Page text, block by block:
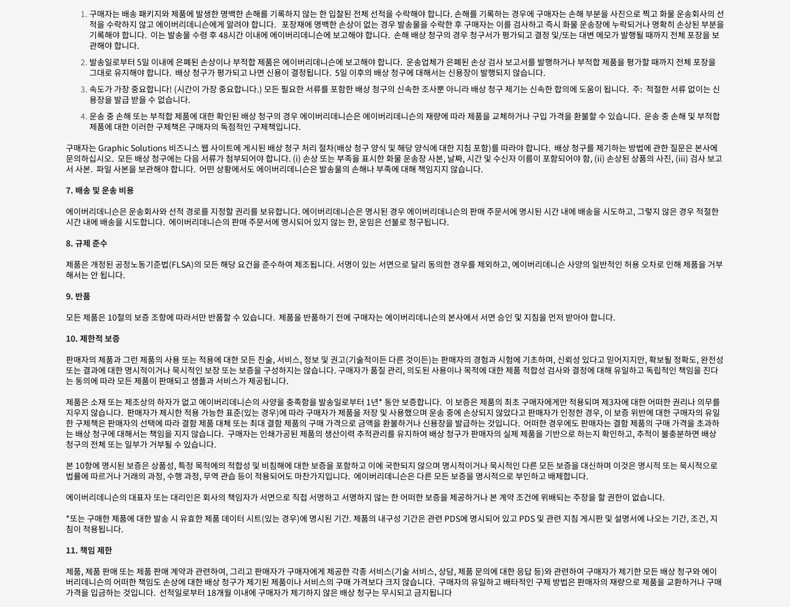
구매자는 배송 패키지와 제품에 발생한 명백한 손해를 기록하지 않는 한 입찰된 전체 선적을 수락해야 합니다. 손해를 기록하는 경우에 구매자는 손해 부분을 사진으로 찍고 화물 운송회사의 선
적을 수락하지 않고 에이버리데니슨에게 알려야 합니다. 포장재에 명백한 손상이 없는 경우 발송물을 수락한 후 구매자는 이를 검사하고 즉시 화물 운송장에 누락되거나 명확히 손상된 부분을
기록해야 합니다. 이는 발송물 수령 후 48시간 이내에 에이버리데니슨에 보고해야 합니다. 손해 배상 청구의 경우 청구서가 평가되고 결정 및/또는 대변 메모가 발행될 때까지 전체 포장을 보
관해야 합니다.
발송일로부터 5일 이내에 은폐된 손상이나 부적합 제품은 에이버리데니슨에 보고해야 합니다. 운송업체가 은폐된 손상 검사 보고서를 발행하거나 부적합 제품을 평가할 때까지 전체 포장을
그대로 유지해야 합니다. 배상 청구가 평가되고 나면 신용이 결정됩니다. 5일 이후의 배상 청구에 대해서는 신용장이 발행되지 않습니다.
속도가 가장 중요합니다! (시간이 가장 중요합니다.) 모든 필요한 서류를 포함한 배상 청구의 신속한 조사뿐 아니라 배상 청구 제기는 신속한 합의에 도움이 됩니다. 주: 적절한 서류 없이는 신
용장을 발급 받을 수 없습니다.
운송 중 손해 또는 부적합 제품에 대한 확인된 배상 청구의 경우 에이버리데니슨은 에이버리데니슨의 재량에 따라 제품을 교체하거나 구입 가격을 환불할 수 있습니다. 운송 중 손해 및 부적합
제품에 대한 이러한 구제책은 구매자의 독점적인 구제책입니다.
구매자는 Graphic Solutions 비즈니스 웹 사이트에 게시된 배상 청구 처리 절차(배상 청구 양식 및 해당 양식에 대한 지침 포함)를 따라야 합니다. 배상 청구를 제기하는 방법에 관한 질문은 본사에
문의하십시오. 모든 배상 청구에는 다음 서류가 첨부되어야 합니다. (i) 손상 또는 부족을 표시한 화물 운송장 사본, 날짜, 시간 및 수신자 이름이 포함되어야 함, (ii) 손상된 상품의 사진, (iii) 검사 보고
서 사본. 파일 사본을 보관해야 합니다. 어떤 상황에서도 에이버리데니슨은 발송물의 손해나 부족에 대해 책임지지 않습니다.
7. 배송 및 운송 비용
에이버리데니슨은 운송회사와 선적 경로를 지정할 권리를 보유합니다. 에이버리데니슨은 명시된 경우 에이버리데니슨의 판매 주문서에 명시된 시간 내에 배송을 시도하고, 그렇지 않은 경우 적절한
시간 내에 배송을 시도합니다. 에이버리데니슨의 판매 주문서에 명시되어 있지 않는 한, 운임은 선불로 청구됩니다.
8. 규제 준수
제품은 개정된 공정노동기준법(FLSA)의 모든 해당 요건을 준수하여 제조됩니다. 서명이 있는 서면으로 달리 동의한 경우를 제외하고, 에이버리데니슨 사양의 일반적인 허용 오차로 인해 제품을 거부
해서는 안 됩니다.
9. 반품
모든 제품은 10절의 보증 조항에 따라서만 반품할 수 있습니다. 제품을 반품하기 전에 구매자는 에이버리데니슨의 본사에서 서면 승인 및 지침을 먼저 받아야 합니다.
10. 제한적 보증
판매자의 제품과 그런 제품의 사용 또는 적용에 대한 모든 진술, 서비스, 정보 및 권고(기술적이든 다른 것이든)는 판매자의 경험과 시험에 기초하며, 신뢰성 있다고 믿어지지만, 확보될 정확도, 완전성
또는 결과에 대한 명시적이거나 묵시적인 보장 또는 보증을 구성하지는 않습니다. 구매자가 품질 관리, 의도된 사용이나 목적에 대한 제품 적합성 검사와 결정에 대해 유일하고 독립적인 책임을 진다
는 동의에 따라 모든 제품이 판매되고 샘플과 서비스가 제공됩니다.
제품은 소재 또는 제조상의 하자가 없고 에이버리데니슨의 사양을 충족함을 발송일로부터 1년* 동안 보증합니다. 이 보증은 제품의 최초 구매자에게만 적용되며 제3자에 대한 어떠한 권리나 의무를
지우지 않습니다. 판매자가 제시한 적용 가능한 표준(있는 경우)에 따라 구매자가 제품을 저장 및 사용했으며 운송 중에 손상되지 않았다고 판매자가 인정한 경우, 이 보증 위반에 대한 구매자의 유일
한 구제책은 판매자의 선택에 따라 결함 제품 대체 또는 최대 결함 제품의 구매 가격으로 금액을 환불하거나 신용장을 발급하는 것입니다. 어떠한 경우에도 판매자는 결함 제품의 구매 가격을 초과하
는 배상 청구에 대해서는 책임을 지지 않습니다. 구매자는 인쇄가공된 제품의 생산이력 추적관리를 유지하여 배상 청구가 판매자의 실제 제품을 기반으로 하는지 확인하고, 추적이 불충분하면 배상
청구의 전체 또는 일부가 거부될 수 있습니다.
본 10항에 명시된 보증은 상품성, 특정 목적에의 적합성 및 비침해에 대한 보증을 포함하고 이에 국한되지 않으며 명시적이거나 묵시적인 다른 모든 보증을 대신하며 이것은 명시적 또는 묵시적으로
법률에 따르거나 거래의 과정, 수행 과정, 무역 관습 등이 적용되어도 마찬가지입니다. 에이버리데니슨은 다른 모든 보증을 명시적으로 부인하고 배제합니다.
에이버리데니슨의 대표자 또는 대리인은 회사의 책임자가 서면으로 직접 서명하고 서명하지 않는 한 어떠한 보증을 제공하거나 본 계약 조건에 위배되는 주장을 할 권한이 없습니다.
*또는 구매한 제품에 대한 발송 시 유효한 제품 데이터 시트(있는 경우)에 명시된 기간. 제품의 내구성 기간은 관련 PDS에 명시되어 있고 PDS 및 관련 지침 게시판 및 설명서에 나오는 기간, 조건, 지
침이 적용됩니다.
11. 책임 제한
제품, 제품 판매 또는 제품 판매 계약과 관련하여, 그리고 판매자가 구매자에게 제공한 각종 서비스(기술 서비스, 상담, 제품 문의에 대한 응답 등)와 관련하여 구매자가 제기한 모든 배상 청구와 에이
버리데니슨의 어떠한 책임도 손상에 대한 배상 청구가 제기된 제품이나 서비스의 구매 가격보다 크지 않습니다. 구매자의 유일하고 배타적인 구제 방법은 판매자의 재량으로 제품을 교환하거나 구매
가격을 입금하는 것입니다. 선적일로부터 18개월 이내에 구매자가 제기하지 않은 배상 청구는 무시되고 금지됩니다